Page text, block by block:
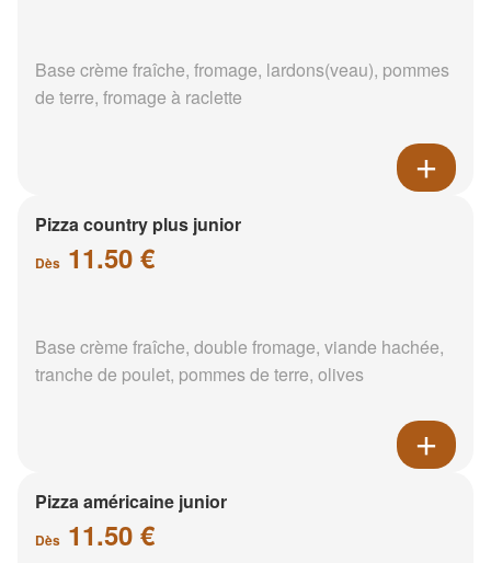
Base crème fraîche, fromage, lardons(veau), pommes
de terre, fromage à raclette
Pizza country plus junior
Dès 11.50 €
Base crème fraîche, double fromage, viande hachée,
tranche de poulet, pommes de terre, olives
Pizza américaine junior
Dès 11.50 €